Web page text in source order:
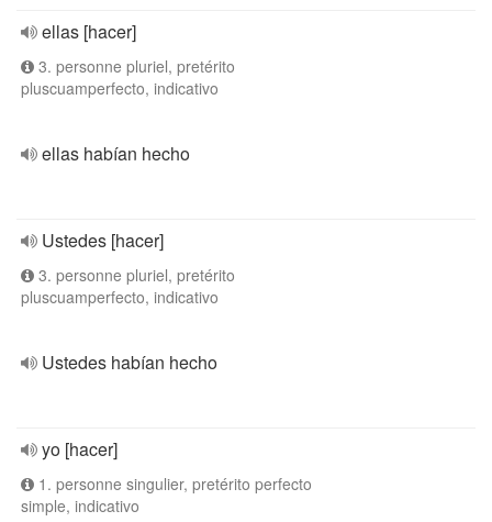
ellas [hacer]
3. personne pluriel, pretérito
pluscuamperfecto, indicativo
ellas habían hecho
Ustedes [hacer]
3. personne pluriel, pretérito
pluscuamperfecto, indicativo
Ustedes habían hecho
yo [hacer]
1. personne singulier, pretérito perfecto
simple, indicativo